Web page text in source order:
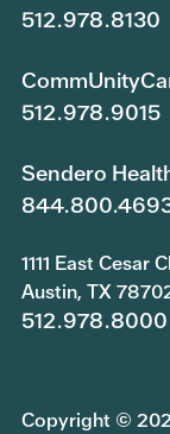
512.978.8130
512.978.9015
Sendero
1111 East Cesar
Austin, TX
512.978.8000
Copyright ©